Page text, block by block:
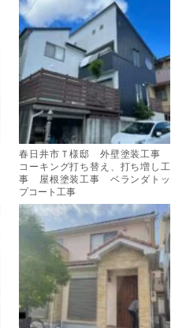
春日井市Ｔ様邸 外壁塗装工事
コーキング打ち替え、打ち増し工
事 屋根塗装工事 ベランダトッ
プコート工事